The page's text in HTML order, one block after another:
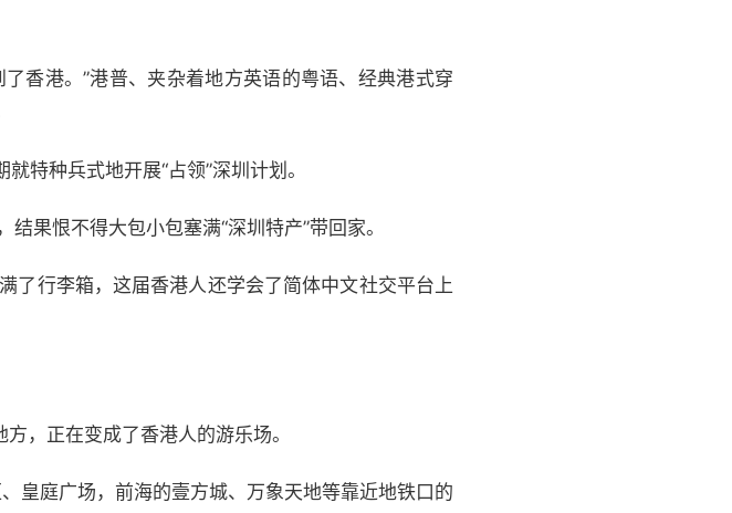
香港。”港普、夹杂着地方英语的粤语、经典港式穿
就特种兵式地开展“占领”深圳计划。
果恨不得大包小包塞满“深圳特产”带回家。
了行李箱，这届香港人还学会了简体中文社交平台上
，正在变成了香港人的游乐场。
皇庭广场，前海的壹方城、万象天地等靠近地铁口的